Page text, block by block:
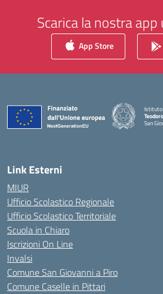
Scarica la nostra
App Store
Istituto
San
Link Esterni
MIUR
Ufficio Scolastico Regionale
Ufficio Scolastico Territoriale
Scuola in Chiaro
Iscrizioni On Line
Invalsi
Comune San Giovanni a Piro
Comune Caselle in Pittari